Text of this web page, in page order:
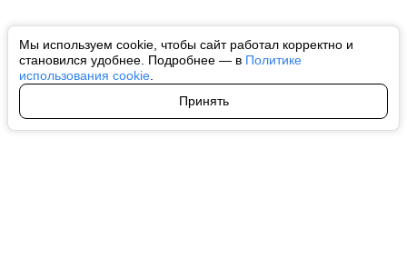
Мы используем cookie, чтобы сайт работал корректно и
становился удобнее. Подробнее — в Политике
использования cookie
Принять